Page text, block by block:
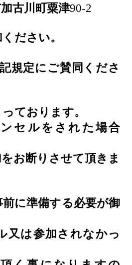
古川町粟津90-2
ださい。
規定にご賛同くださ
ております。
セルをされた場合
お断りさせて頂きま
に準備する必要が御
又は参加されなかっ